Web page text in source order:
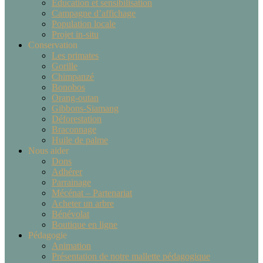
Éducation et sensibilisation
Campagne d’affichage
Population locale
Projet in-situ
Conservation
Les primates
Gorille
Chimpanzé
Bonobos
Orang-outan
Gibbons-Siamang
Déforestation
Braconnage
Huile de palme
Nous aider
Dons
Adhérer
Parrainage
Mécénat – Partenariat
Acheter un arbre
Bénévolat
Boutique en ligne
Pédagogie
Animation
Présentation de notre mallette pédagogique